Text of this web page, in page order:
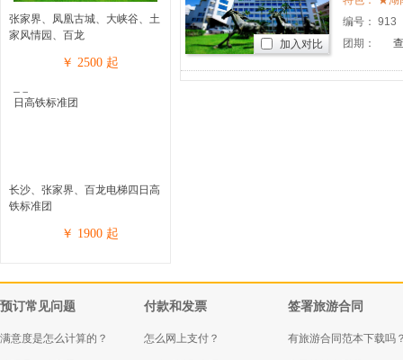
张家界、凤凰古城、大峡谷、土
家风情园、百龙
￥ 2500 起
长沙、张家界、百龙电梯四日高
铁标准团
￥ 1900 起
编号： 913
团期：
加入对比
预订常见问题
满意度是怎么计算的？
付款和发票
怎么网上支付？
签署旅游合同
有旅游合同范本下载吗